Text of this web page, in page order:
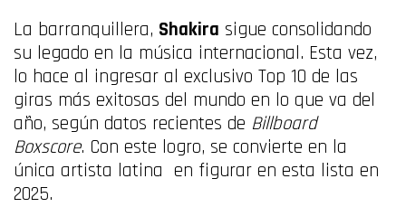
La barranquillera, Shakira sigue consolidando
su legado en la música internacional. Esta vez,
lo hace al ingresar al exclusivo Top 10 de las
giras más exitosas del mundo en lo que va del
año, según datos recientes de Billboard
Boxscore. Con este logro, se convierte en la
única artista latina en figurar en esta lista en
2025.